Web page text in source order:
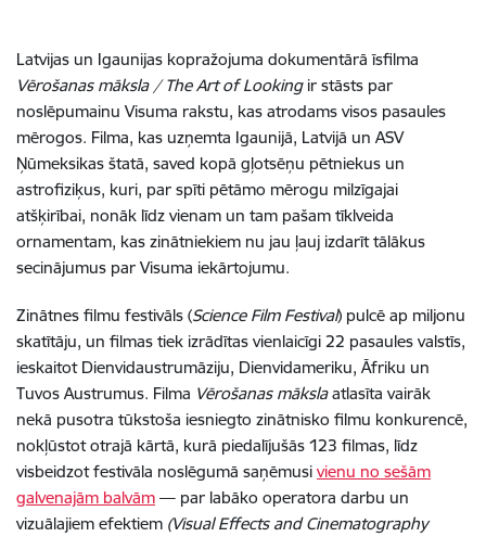
Latvijas un Igaunijas kopražojuma dokumentārā īsfilma
Vērošanas māksla / The Art of Lookingir stāsts par
noslēpumainu Visuma rakstu, kas atrodams visos pasaules
mērogos. Filma, kas uzņemta Igaunijā, Latvijā un ASV
Ņūmeksikas štatā, saved kopā gļotsēņu pētniekus un
astrofiziķus, kuri, par spīti pētāmo mērogu milzīgajai
atšķirībai, nonāk līdz vienam un tam pašam tīklveida
ornamentam, kas zinātniekiem nu jau ļauj izdarīt tālākus
secinājumus par Visuma iekārtojumu.
Zinātnes filmu festivāls (Science Film Festival) pulcē ap miljonu
skatītāju, un filmas tiek izrādītas vienlaicīgi 22 pasaules valstīs,
ieskaitot Dienvidaustrumāziju, Dienvidameriku, Āfriku un
Tuvos Austrumus. Filma Vērošanas mākslaatlasīta vairāk
nekā pusotra tūkstoša iesniegto zinātnisko filmu konkurencē,
nokļūstot otrajā kārtā, kurā piedalījušās 123 filmas, līdz
visbeidzot festivāla noslēgumā saņēmusi vienu no sešām
galvenajām balvām — par labāko operatora darbu un
vizuālajiem efektiem (Visual Effects and Cinematography